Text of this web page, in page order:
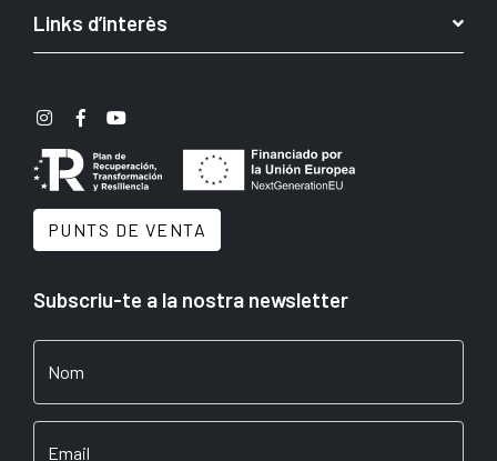
Links d’interès
PUNTS DE VENTA
Subscriu-te a la nostra newsletter
Nom
Email